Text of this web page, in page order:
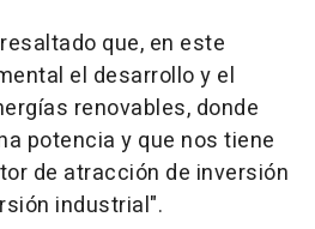
que, en este
el desarrollo y el
renovables, donde
potencia y que nos tiene
de atracción de inversión
industrial".